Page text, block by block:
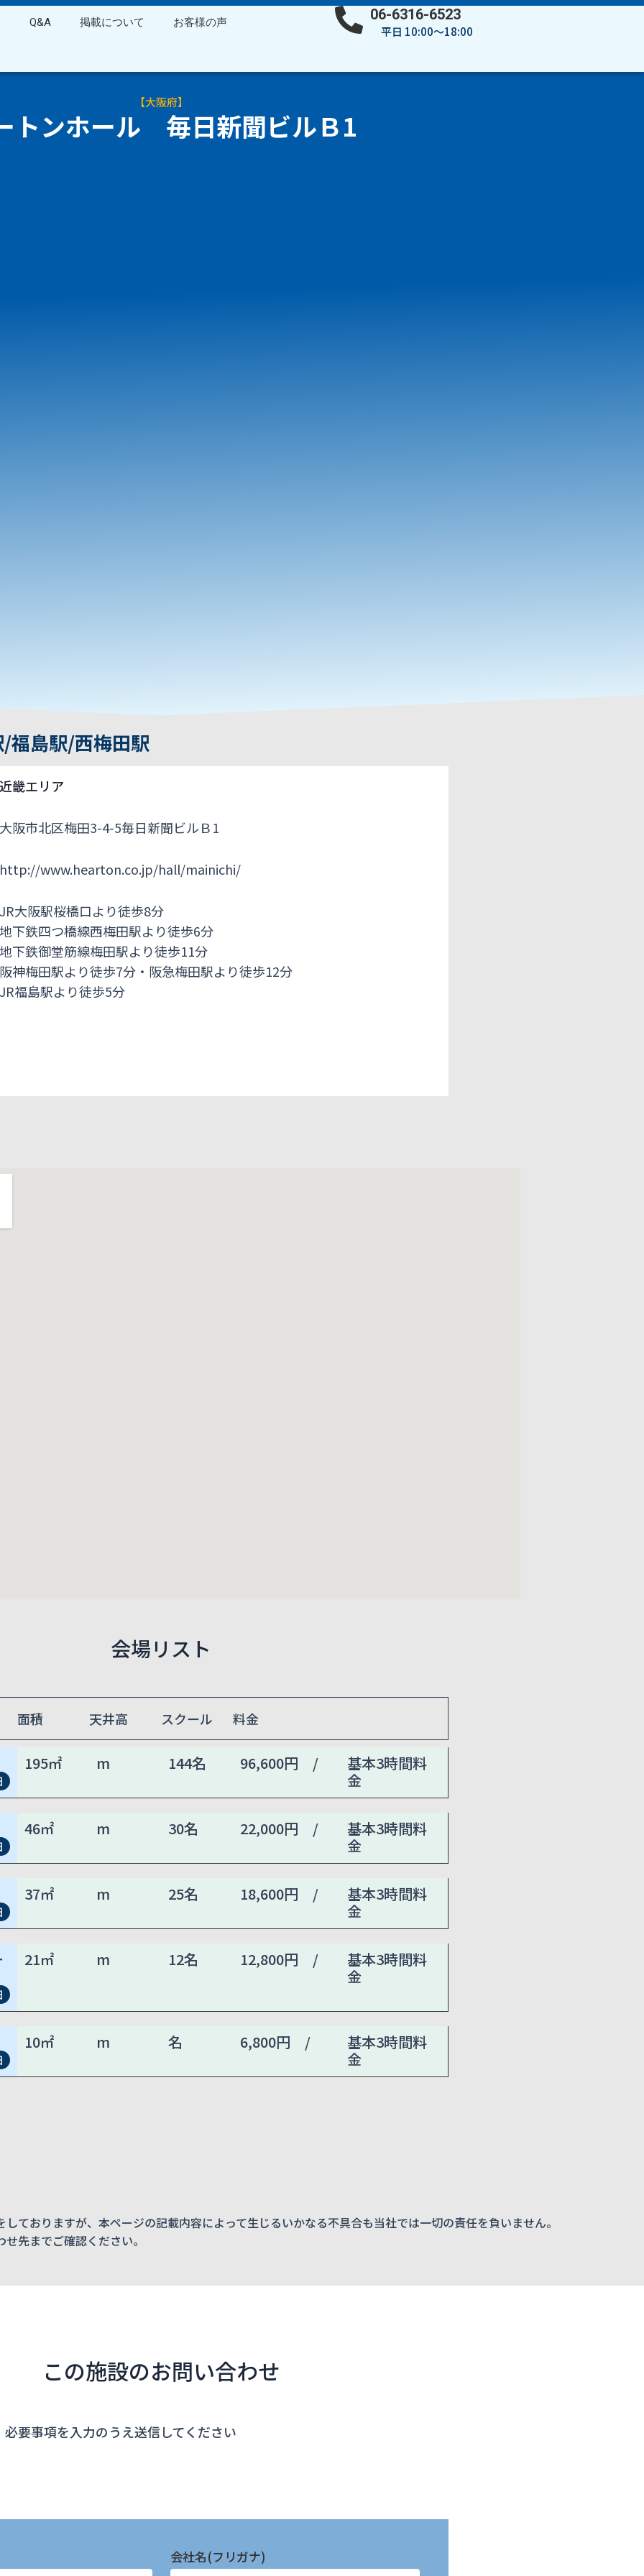
Q&A 掲載について お客様の声 06-6316-6523
平日 10:00～18:00
【大阪府】
トンホール 毎日新聞ビルＢ1
福島駅/西梅田駅
近畿エリア
大阪市北区梅田3-4-5毎日新聞ビルＢ1
http://www.hearton.co.jp/hall/mainichi/
JR大阪駅桜橋口より徒歩8分
地下鉄四つ橋線西梅田駅より徒歩6分
地下鉄御堂筋線梅田駅より徒歩11分
阪神梅田駅より徒歩7分・阪急梅田駅より徒歩12分
JR福島駅より徒歩5分
会場リスト
面積 天井高 スクール 料金
195㎡ m 144名 96,600円 /
基本3時間料
金
46㎡ m 30名 22,000円 /
基本3時間料
金
37㎡ m 25名 18,600円 /
基本3時間料
金
21㎡ m 12名 12,800円 /
基本3時間料
金
10㎡ m 名 6,800円 /
基本3時間料
金
ておりますが、本ページの記載内容によって生じるいかなる不具合も当社では一切の責任を負いません。
先までご確認ください。
この施設のお問い合わせ
要事項を入力のうえ送信してください
会社名(フリガナ)